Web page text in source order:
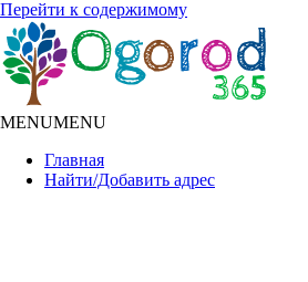
Перейти к содержимому
MENUMENU
Главная
Найти/Добавить адрес